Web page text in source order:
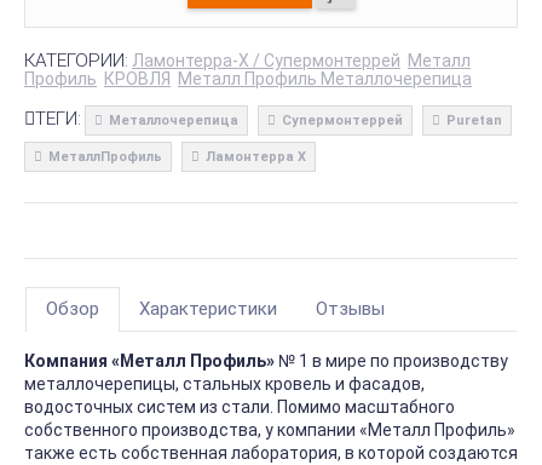
КАТЕГОРИИ: Ламонтерра-X / Супермонтеррей Металл
Профиль КРОВЛЯ Металл Профиль Металлочерепица
ТЕГИ: Металлочерепица Супермонтеррей Puretan
МеталлПрофиль Ламонтерра X
Обзор Характеристики Отзывы
Компания «Металл Профиль» № 1 в мире по производству
металлочерепицы, стальных кровель и фасадов,
водосточных систем из стали. Помимо масштабного
собственного производства, у компании «Металл Профиль»
также есть собственная лаборатория, в которой создаются